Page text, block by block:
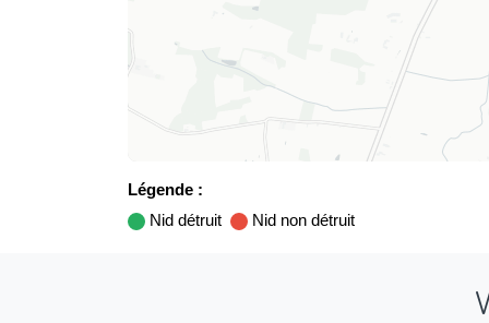
Légende :
Nid détruit
Nid non détruit